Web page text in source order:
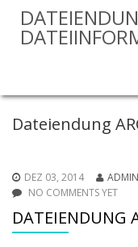
Dateiendung
DEZ 03, 2014 ADMIN
NO COMMENTS YET
DATEIENDUNG